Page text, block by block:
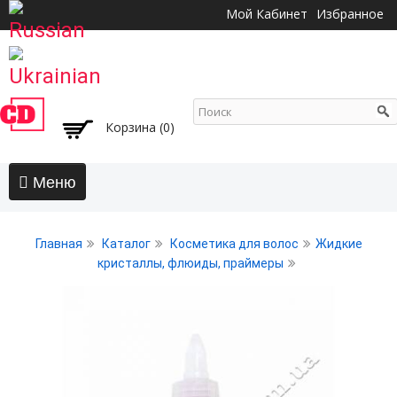
основному
Мой Кабинет Избранное
Корзина (0)
АКЦИИ
Главная Каталог Косметика для волос
Жидкие
кристаллы, флюиды, праймеры